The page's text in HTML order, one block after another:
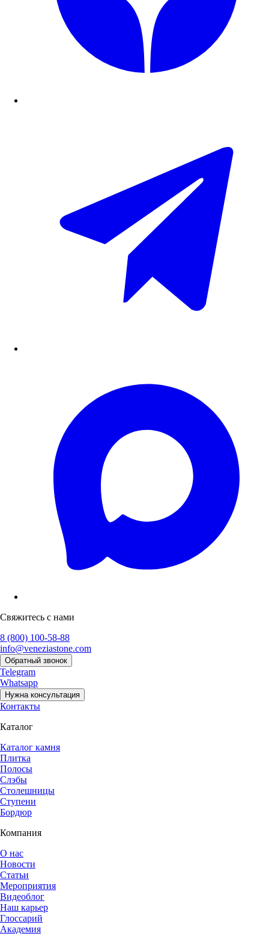
Свяжитесь с нами
8 (800) 100-58-88
info@veneziastone.com
Обратный звонок
Telegram
Whatsapp
Нужна консультация
Контакты
Каталог
Каталог камня
Плитка
Полосы
Слэбы
Столешницы
Ступени
Бордюр
Компания
О нас
Новости
Статьи
Мероприятия
Видеоблог
Наш карьер
Глоссарий
Академия